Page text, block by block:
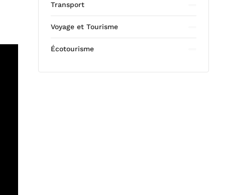
Transport
Voyage et Tourisme
Écotourisme